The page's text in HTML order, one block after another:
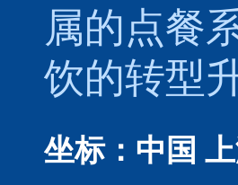
属的点餐
饮的转型
坐标：中国